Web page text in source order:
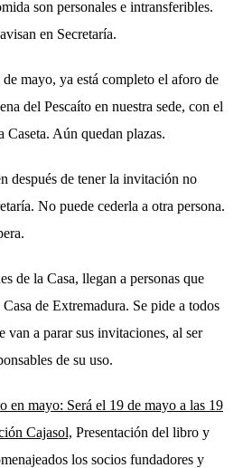
son personales e intransferibles.
en Secretaría.
de mayo, ya está completo el aforo de
del Pescaíto en nuestra sede, con el
Aún quedan plazas.
después de tener la invitación no
No puede cederla a otra persona.
de la Casa, llegan a personas que
de Extremadura. Se pide a todos
van a parar sus invitaciones, al ser
de su uso.
en mayo: Será el 19 de mayo a las 19
Cajasol, Presentación del libro y
los socios fundadores y